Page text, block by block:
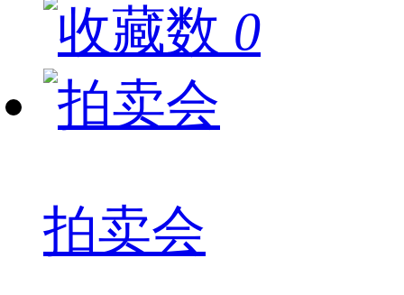
0
拍卖会